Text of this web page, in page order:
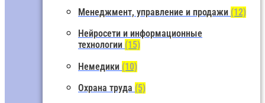
Менеджмент, управление и продажи (12)
Нейросети и информационные
технологии (15)
Немедики (10)
Охрана труда (5)